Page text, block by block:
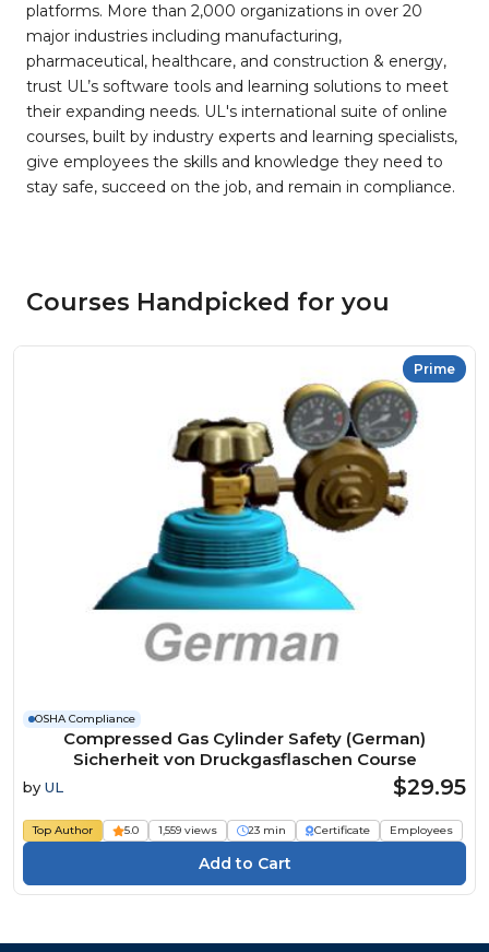
platforms. More than 2,000 organizations in over 20
major industries including manufacturing,
pharmaceutical, healthcare, and construction & energy,
trust UL’s software tools and learning solutions to meet
their expanding needs. UL's international suite of online
courses, built by industry experts and learning specialists,
give employees the skills and knowledge they need to
stay safe, succeed on the job, and remain in compliance.
Courses Handpicked for you
Prime
OSHA Compliance
Compressed Gas Cylinder Safety (German)
Sicherheit von Druckgasflaschen Course
by UL $29.95
Top Author 5.0 1,559 views 23 min Certificate Employees